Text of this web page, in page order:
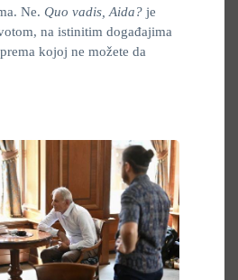
Ne. Quo vadis, Aida? je
na istinitim događajima
kojoj ne možete da